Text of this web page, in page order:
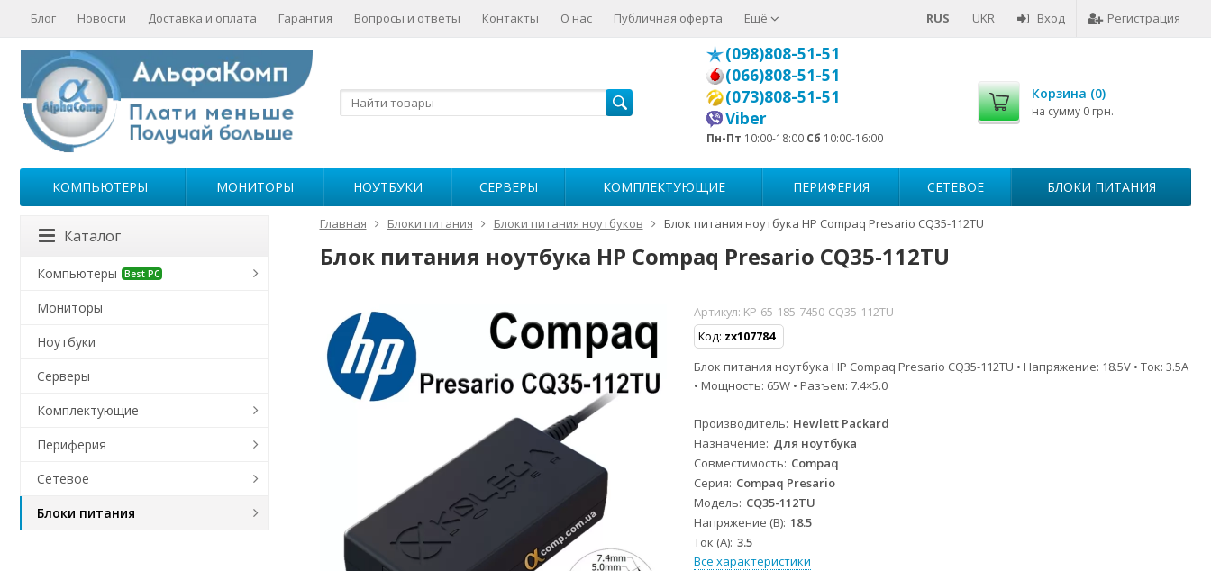
RUS UKR Вход Регистрация
Блог Новости Доставка и оплата Гарантия Вопросы и ответы Контакты О нас Публичная оферта Ещё
(098)808-51-51
(066)808-51-51
(073)808-51-51
Viber
Пн-Пт 10:00-18:00 Сб 10:00-16:00
Корзина (0)
на сумму 0 грн.
КОМПЬЮТЕРЫ МОНИТОРЫ НОУТБУКИ СЕРВЕРЫ КОМПЛЕКТУЮЩИЕ ПЕРИФЕРИЯ СЕТЕВОЕ БЛОКИ ПИТАНИЯ
Главная Блоки питания Блоки питания ноутбуков Блок питания ноутбука HP Compaq Presario CQ35-112TU
Блок питания ноутбука HP Compaq Presario CQ35-112TU
Артикул: KP-65-185-7450-CQ35-112TU
Код: zx107784
Блок питания ноутбука HP Compaq Presario CQ35-112TU • Напряжение: 18.5V • Ток: 3.5A
• Мощность: 65W • Разъем: 7.4×5.0
Производитель Hewlett Packard
Назначение Для ноутбука
Совместимость Compaq
Серия Compaq Presario
Модель CQ35-112TU
Напряжение (В) 18.5
Ток (А) 3.5
Все характеристики
Каталог
Компьютеры Best PC
Мониторы
Ноутбуки
Серверы
Комплектующие
Периферия
Сетевое
Блоки питания